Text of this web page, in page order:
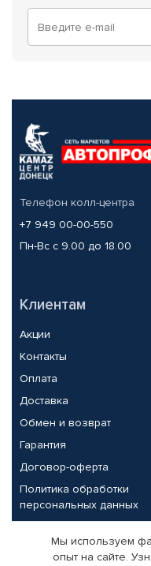
Телефон колл-центра
+7 949 00-00-550
Пн-Вс с 9.00 до 18.00
Клиентам
Акции
Контакты
Оплата
Доставка
Обмен и возврат
Гарантия
Договор-оферта
Политика обработки
персональных данных
Партнерам
Мы используем
опыт на сайте.